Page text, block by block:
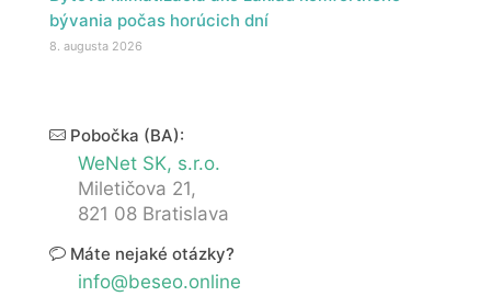
bývania počas horúcich dní
8. augusta 2026
Pobočka (BA):
WeNet SK, s.r.o.
Miletičova 21,
821 08 Bratislava
Máte nejaké otázky?
info@beseo.online